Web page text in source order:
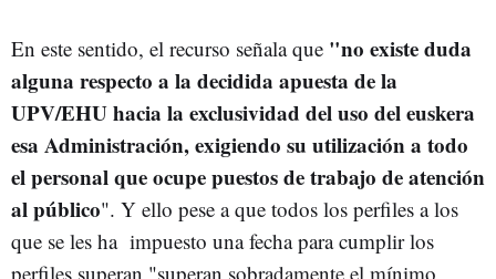
En este sentido, el recurso señala que "no existe duda
alguna respecto a la decidida apuesta de la
UPV/EHU hacia la exclusividad del uso del euskera
esa Administración, exigiendo su utilización a todo
el personal que ocupe puestos de trabajo de atención
al público". Y ello pese a que todos los perfiles a los
que se les ha impuesto una fecha para cumplir los
perfiles superan "superan sobradamente el mínimo